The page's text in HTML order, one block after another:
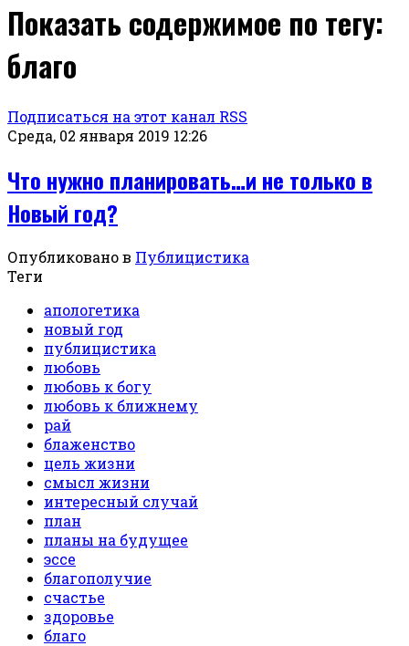
Показать содержимое по тегу:
благо
Подписаться на этот канал RSS
Среда, 02 января 2019 12:26
Что нужно планировать…и не только в
Новый год?
Опубликовано в Публицистика
Теги
апологетика
новый год
публицистика
любовь
любовь к богу
любовь к ближнему
рай
блаженство
цель жизни
смысл жизни
интересный случай
план
планы на будущее
эссе
благополучие
счастье
здоровье
благо